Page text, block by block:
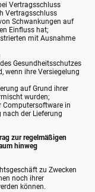
Vertragsschluss
Vertragsschluss
Schwankungen auf
Einfluss hat;
mit Ausnahme
Gesundheitsschutzes
wenn ihre Versiegelung
auf Grund ihrer
wurden;
Computersoftware in
nach der Lieferung
zur regelmäßigen
hinweg
zu Zwecken
noch ihrer
können.